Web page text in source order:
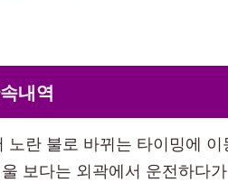
내역
노란 불로 바뀌는 타이밍에
보다는 외곽에서 운전하다